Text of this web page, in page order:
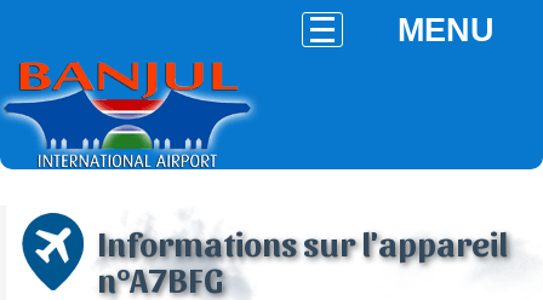
MENU
Informations sur l'appareil
n°A7BFG